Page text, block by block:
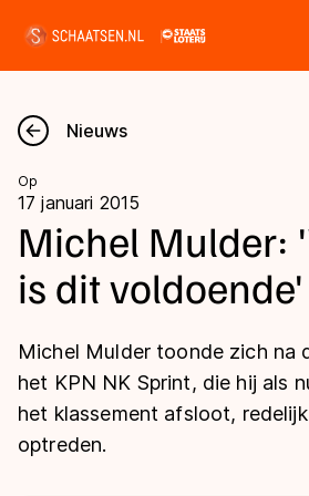
Nieuws
Kalender
Disciplines
Langebaan
Shorttrack
Inlineskaten
Uitslagen
Langebaan
Shorttrack
Tijden & historie
Nieuws
Op
17 januari 2015
Michel Mulder:
is dit voldoende'
Michel Mulder toonde zich na
het KPN NK Sprint, die hij als
het klassement afsloot,
optreden.